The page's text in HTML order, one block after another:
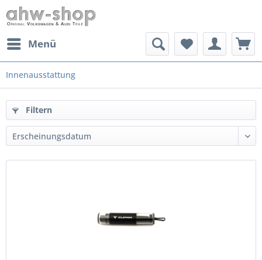
Menü
Innenausstattung
Filtern